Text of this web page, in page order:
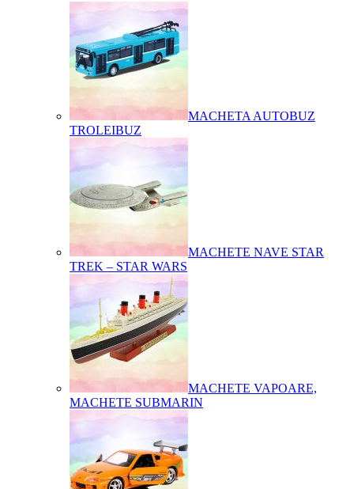
MACHETA AUTOBUZ
TROLEIBUZ
MACHETE NAVE STAR
TREK – STAR WARS
MACHETE VAPOARE,
MACHETE SUBMARIN